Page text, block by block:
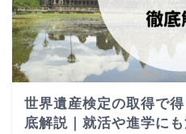
世界遺産検定の取得で
底解説｜就活や進学に